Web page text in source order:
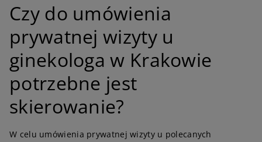
Czy do umówienia
prywatnej wizyty u
ginekologa w Krakowie
potrzebne jest
skierowanie?
W celu umówienia prywatnej wizyty u polecanych